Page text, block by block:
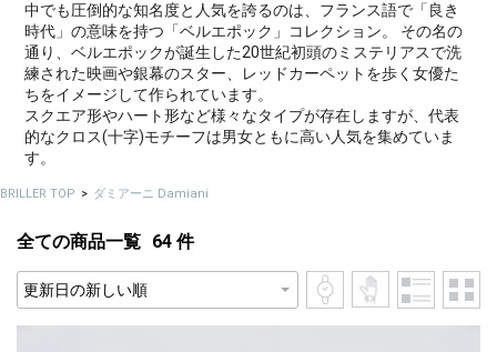
中でも圧倒的な知名度と人気を誇るのは、フランス語で「良き
時代」の意味を持つ「ベルエポック」コレクション。 その名の
通り、ベルエポックが誕生した20世紀初頭のミステリアスで洗
練された映画や銀幕のスター、レッドカーペットを歩く女優た
ちをイメージして作られています。
スクエア形やハート形など様々なタイプが存在しますが、代表
的なクロス(十字)モチーフは男女ともに高い人気を集めていま
す。
BRILLER TOP ダミアーニ Damiani
全ての商品一覧 64 件